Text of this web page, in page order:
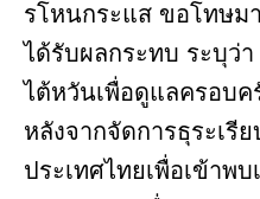
รโหนกระแส ขอโทษม
ได้รับผลกระทบ ระบุว่
ไต้หวันเพื่อดูแลครอบ
หลังจากจัดการธุระเรี
ประเทศไทยเพื่อเข้าพ